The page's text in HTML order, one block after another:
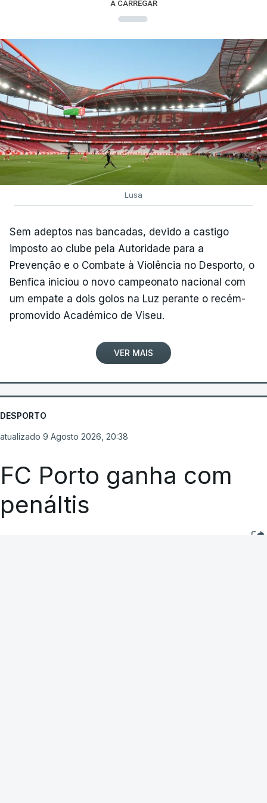
A CARREGAR
Lusa
Sem adeptos nas bancadas, devido a castigo
imposto ao clube pela Autoridade para a
Prevenção e o Combate à Violência no Desporto, o
Benfica iniciou o novo campeonato nacional com
um empate a dois golos na Luz perante o recém-
promovido Académico de Viseu.
VER MAIS
DESPORTO
atualizado 9 Agosto 2026, 20:38
FC Porto ganha com
penáltis